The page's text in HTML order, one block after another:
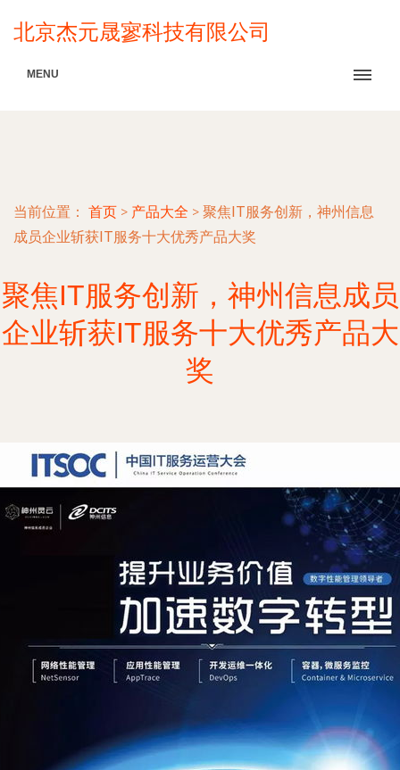
北京杰元晟寥科技有限公司
MENU
当前位置： 首页 > 产品大全 > 聚焦IT服务创新，神州信息
成员企业斩获IT服务十大优秀产品大奖
聚焦IT服务创新，神州信息成员
企业斩获IT服务十大优秀产品大
奖